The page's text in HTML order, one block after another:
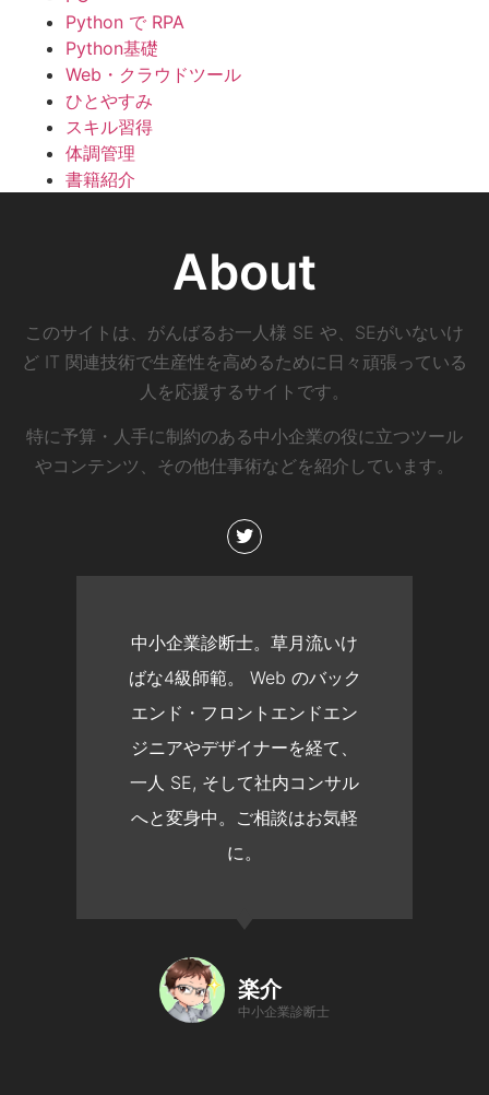
Python で RPA
Python基礎
Web・クラウドツール
ひとやすみ
スキル習得
体調管理
書籍紹介
About
このサイトは、がんばるお一人様 SE や、SEがいないけ
ど IT 関連技術で生産性を高めるために日々頑張っている
人を応援するサイトです。
特に予算・人手に制約のある中小企業の役に立つツール
やコンテンツ、その他仕事術などを紹介しています。
中小企業診断士。草月流いけ
ばな4級師範。 Web のバック
エンド・フロントエンドエン
ジニアやデザイナーを経て、
一人 SE, そして社内コンサル
へと変身中。ご相談はお気軽
に。
楽介
中小企業診断士